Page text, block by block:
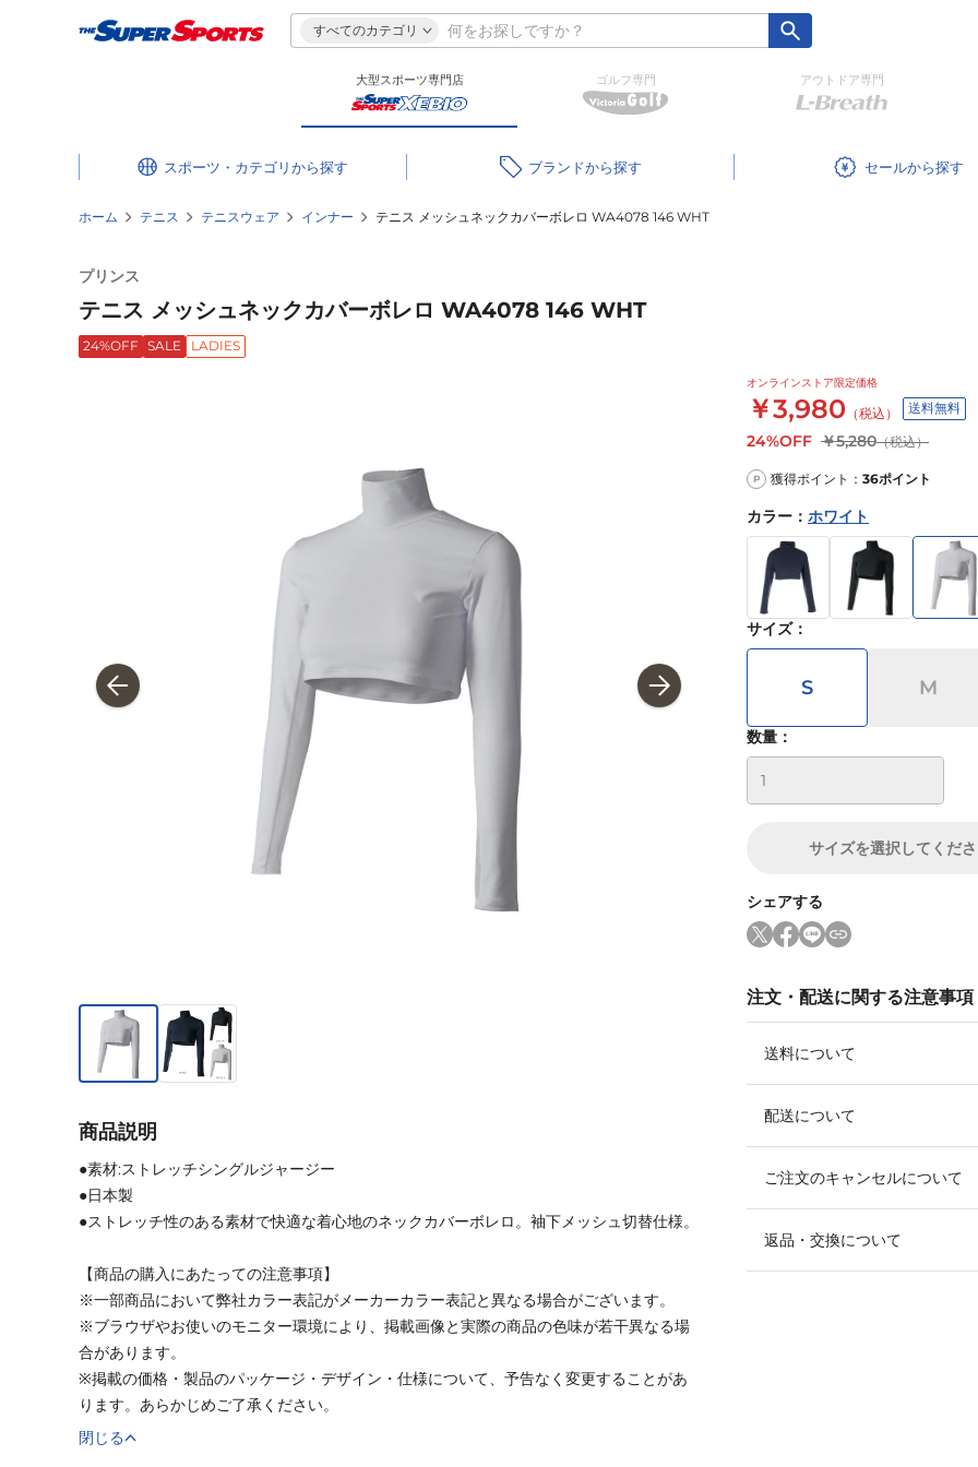
すべてのカテゴリ
大型スポーツ専門店 ゴルフ専門 アウトドア専門
スポーツ・カテゴリ ブランド セール
ホーム テニス テニスウェア インナー テニス メッシュネックカバーボレロ WA4078 146 WHT
プリンス
テニス メッシュネックカバーボレロ WA4078 146 WHT
24%OFF SALE LADIES
オンラインストア限定価格
￥3,980 （税込） 送料無料
24%OFF ￥5,280（税込）
P 獲得ポイント： 36ポイント
カラー ： ホワイト
サイズ：
S M
数量：
サイズを選択してくだ
シェアする
注文・配送に関する注意事項
送料について
配送について
ご注文のキャンセルについて
返品・交換について
商品説明
●素材:ストレッチシングルジャージー
●日本製
●ストレッチ性のある素材で快適な着心地のネックカバーボレロ。袖下メッシュ切替仕様。
【商品の購入にあたっての注意事項】
※一部商品において弊社カラー表記がメーカーカラー表記と異なる場合がございます。
※ブラウザやお使いのモニター環境により、掲載画像と実際の商品の色味が若干異なる場
合があります。
※掲載の価格・製品のパッケージ・デザイン・仕様について、予告なく変更することがあ
ります。あらかじめご了承ください。
閉じる